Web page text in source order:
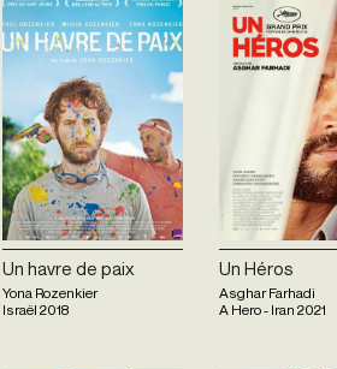
Un havre de paix
Yona Rozenkier
Israël 2018
Un Héros
Asghar Farhadi
A Hero - Iran 2021